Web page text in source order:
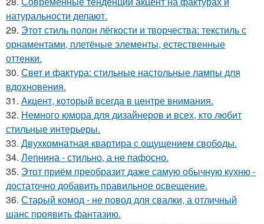
натуральности делают.
29. Этот стиль полон лёгкости и творчества: текстиль с
орнаментами, плетёные элементы, естественные
оттенки.
30. Свет и фактура: стильные настольные лампы для
вдохновения.
31. Акцент, который всегда в центре внимания.
32. Немного юмора для дизайнеров и всех, кто любит
стильные интерьеры.
33. Двухкомнатная квартира с ощущением свободы.
34. Лепнина - стильно, а не пафосно.
35. Этот приём преобразит даже самую обычную кухню -
достаточно добавить правильное освещение.
36. Старый комод - не повод для свалки, а отличный
шанс проявить фантазию.